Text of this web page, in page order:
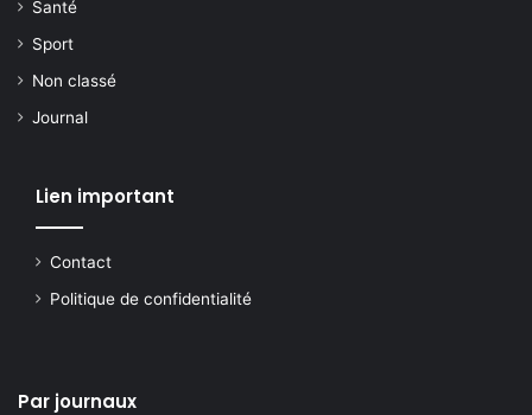
Santé
Sport
Non classé
Journal
Lien important
Contact
Politique de confidentialité
Par journaux